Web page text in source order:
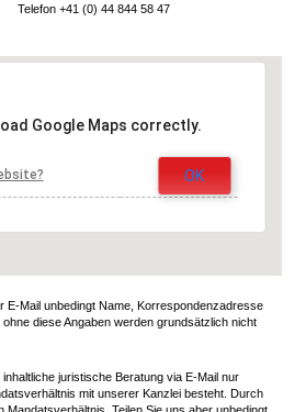
Telefon +41 (0) 44 844 58 47
Google Maps correctly.
OK
E-Mail unbedingt Name, Korrespondenzadresse
diese Angaben werden grundsätzlich nicht
juristische Beratung via E-Mail nur
mit unserer Kanzlei besteht. Durch